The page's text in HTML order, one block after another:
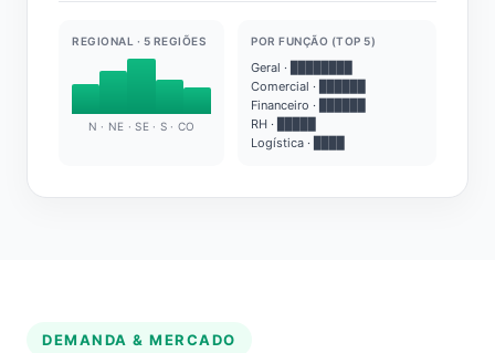
REGIONAL · 5 REGIÕES
N · NE · SE · S · CO
POR FUNÇÃO (TOP 5)
Geral · ████████
Comercial · ██████
Financeiro · ██████
RH · █████
Logística · ████
DEMANDA & MERCADO